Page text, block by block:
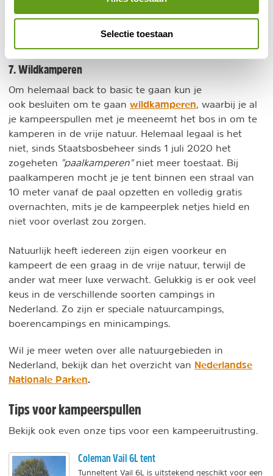
Selectie toestaan
schoon sanitair. Om te kunnen kamperen op een van
Natuurkampeerterreinen
7. Wildkamperen
Om helemaal back to basic te gaan kun je
ook besluiten om te gaan wildkamperen , waarbij je al
je kampeerspullen met je meeneemt het bos in om te
kamperen in de vrije natuur. Helemaal legaal is het
niet, sinds Staatsbosbeheer sinds 1 juli 2020 het
zogeheten "paalkamperen" niet meer toestaat. Bij
paalkamperen mocht je je tent binnen een straal van
10 meter vanaf de paal opzetten en volledig gratis
overnachten, mits je de kampeerplek netjes hield en
niet voor overlast zou zorgen.
Natuurlijk heeft iedereen zijn eigen voorkeur en
kampeert de een graag in de vrije natuur, terwijl de
ander wat meer luxe verwacht. Gelukkig is er ook veel
keus in de verschillende soorten campings in
Nederland. Zo zijn er speciale natuurcampings,
boerencampings en minicampings.
Wil je meer weten over alle natuurgebieden in
Nederland, bekijk dan het overzicht van Nederlandse
Nationale Parken.
Tips voor kampeerspullen
Bekijk ook even onze tips voor een kampeeruitrusting.
Coleman Vail 6L tent
Tunneltent Vail 6L is uitstekend geschikt voor een